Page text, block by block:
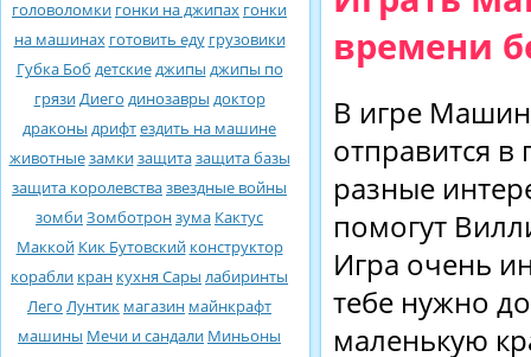
головоломки гонки на джипах гонки
на машинах готовить еду грузовики
Губка Боб детскиеджипы джипы по
грязиДиего динозавры доктор
драконы дрифтездить на машине
животныезамкизащитазащита базы
защита королевствазвездные войны
зомбиЗомботронзума Кактус
Маккой Кик Бутовский конструктор
корабли кран кухня Сары лабиринты
Лего Лунтик магазин майнкрафт
машины Мечи и сандали Миньоны
времени
В игре
отправится
разные
помогут
Игра очень
тебе нужно
маленькую